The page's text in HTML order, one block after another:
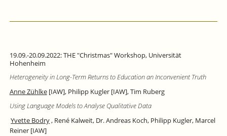
19.09.-20.09.2022: THE "Christmas" Workshop, Universität
Hohenheim
Heterogeneity in Long-Term Returns to Education an Inconvenient Truth
Anne Zühlke[IAW], Philipp Kugler [IAW], Tim Ruberg
Using Language Models to Analyse Qualitative Data
Yvette Bodry, René Kalweit, Dr. Andreas Koch, Philipp Kugler, Marcel
Reiner [IAW]